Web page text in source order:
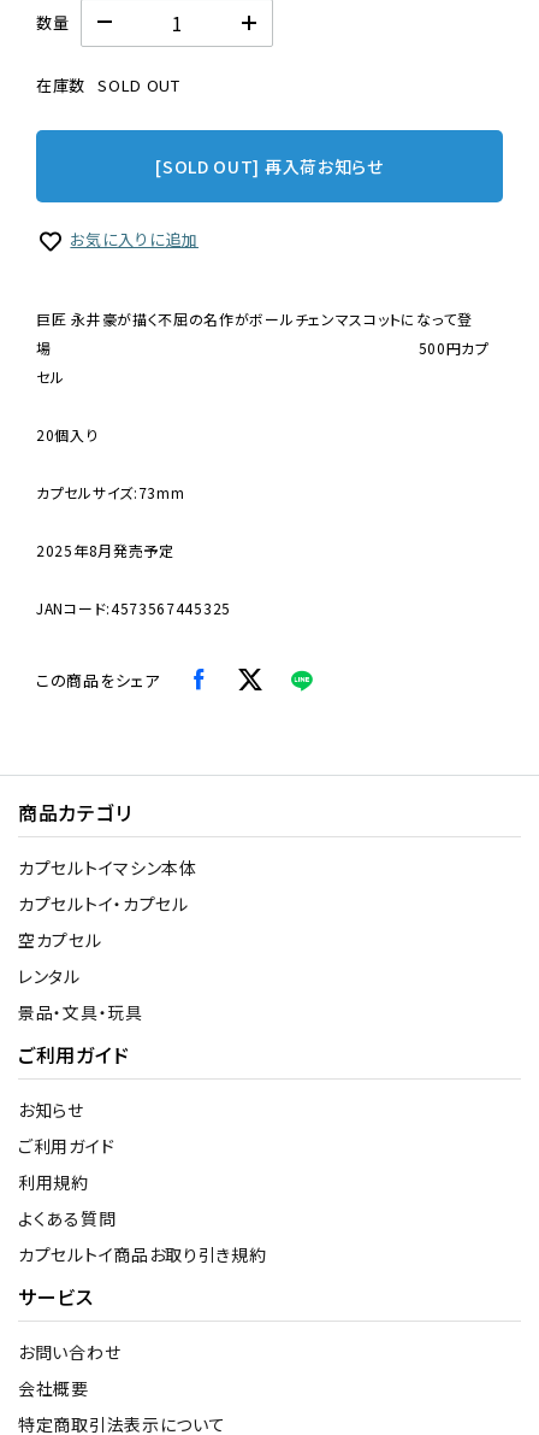
数量
在庫数 SOLD OUT
[SOLD OUT] 再入荷お知らせ
お気に入りに追加
巨匠 永井豪が描く不屈の名作がボールチェンマスコットになって登
場 500円カプ
セル
20個入り
カプセルサイズ:73mm
2025年8月発売予定
JANコード:4573567445325
この商品をシェア
商品カテゴリ
カプセルトイマシン本体
カプセルトイ・カプセル
空カプセル
レンタル
景品・文具・玩具
ご利用ガイド
お知らせ
ご利用ガイド
利用規約
よくある質問
カプセルトイ商品お取り引き規約
サービス
お問い合わせ
会社概要
特定商取引法表示について